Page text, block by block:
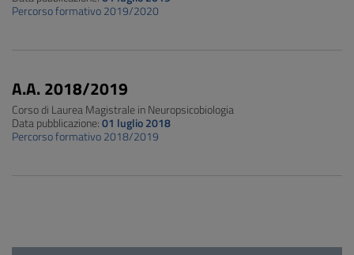
Percorso formativo 2019/2020
A.A. 2018/2019
Corso di Laurea Magistrale in Neuropsicobiologia
Data pubblicazione:01 luglio 2018
Percorso formativo 2018/2019